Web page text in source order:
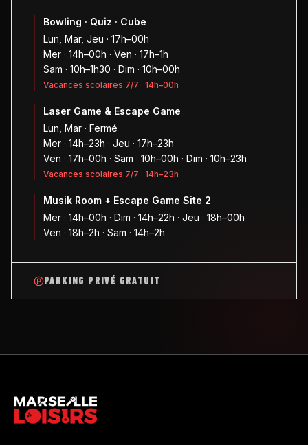
Bowling · Quiz · Cube
Lun, Mar, Jeu · 17h–00h
Mer · 14h–00h · Ven · 17h–1h
Sam · 10h–1h30 · Dim · 10h–00h
Vacances scolaires 7/7 · 14h–00h
Laser Game & Escape Game
Lun, Mar · Fermé
Mer · 14h–23h · Jeu · 17h–23h
Ven · 17h–00h · Sam · 10h–00h · Dim · 10h–23h
Vacances scolaires 7/7 · 14h–23h
Musik Room + Escape Game Site 2
Mer · 14h–00h · Dim · 14h–22h · Jeu · 18h–00h
Ven · 18h–2h · Sam · 14h–2h
PARKING PRIVÉ GRATUIT